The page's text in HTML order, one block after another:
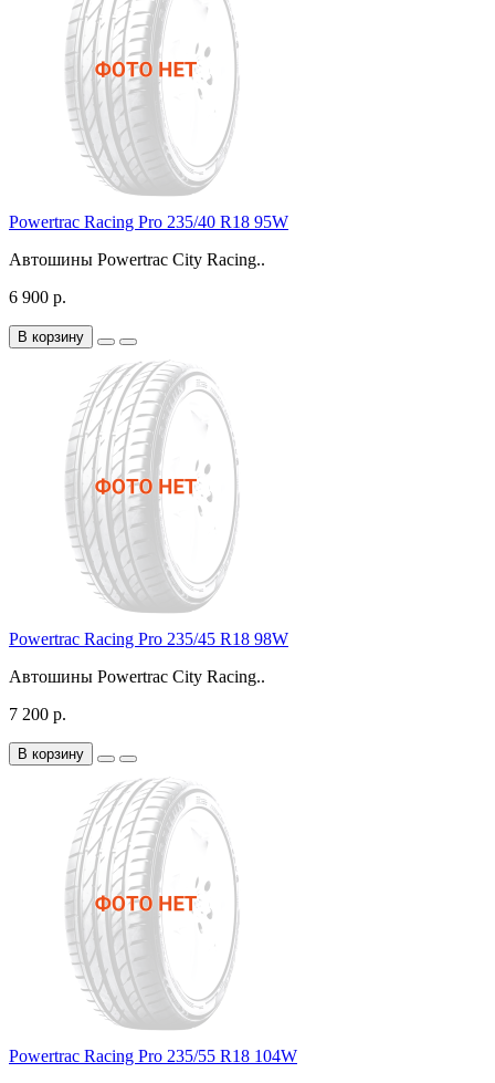
Powertrac Racing Pro 235/40 R18 95W
Автошины Powertrac City Racing..
6 900 р.
В корзину
Powertrac Racing Pro 235/45 R18 98W
Автошины Powertrac City Racing..
7 200 р.
В корзину
Powertrac Racing Pro 235/55 R18 104W